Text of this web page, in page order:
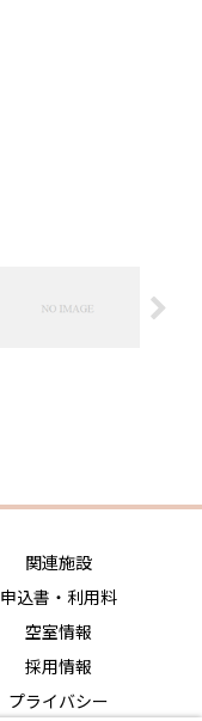
関連施設
申込書・利用料
空室情報
採用情報
プライバシー